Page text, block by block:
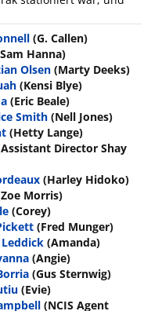
(G. Callen)
Hanna)
Olsen (Marty Deeks)
(Kensi Blye)
(Eric Beale)
Smith (Nell Jones)
(Hetty Lange)
Director Shay
(Harley Hidoko)
Morris)
(Corey)
(Fred Munger)
(Amanda)
(Angie)
(Gus Sternwig)
(Evie)
(NCIS Agent